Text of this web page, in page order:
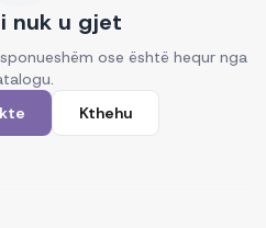
nuk u gjet
ose është hequr nga
Kthehu